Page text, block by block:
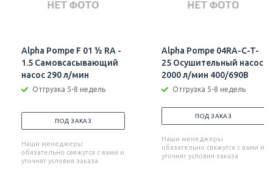
Alpha Pompe F 01 ½ RA -
1.5 Самовсасывающий
насос 290 л/мин
Отгрузка 5-8 недель
ПОД ЗАКАЗ
Наши менеджеры
обязательно свяжутся с вами и
уточнят условия заказа
Alpha Pompe 04RA-C-T-
25 Осушительный насос
2000 л/мин 400/690В
Отгрузка 5-8 недель
ПОД ЗАКАЗ
Наши менеджеры
обязательно свяжутся с вами и
уточнят условия заказа